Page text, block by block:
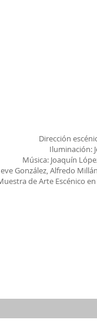
Dirección
Iluminación:
Música: Joaquín
González, Alfredo
de Arte Escénico